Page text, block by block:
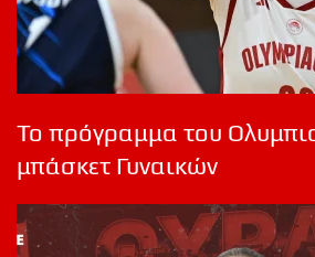
Το πρόγραμμα του
μπάσκετ Γυναικών